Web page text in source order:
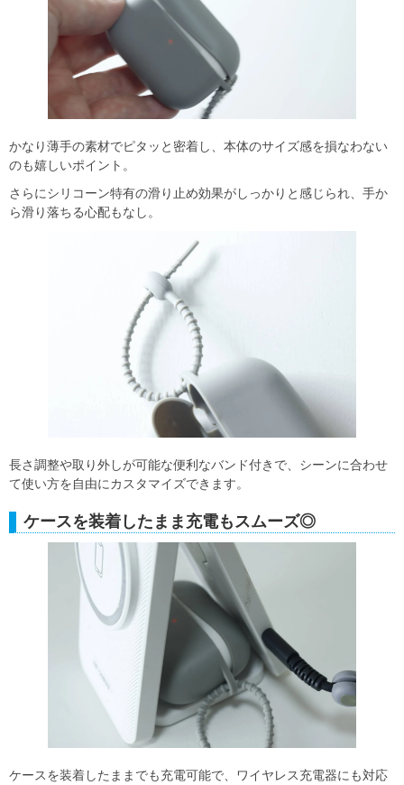
かなり薄手の素材でピタッと密着し、本体のサイズ感を損なわない
のも嬉しいポイント。
さらにシリコーン特有の滑り止め効果がしっかりと感じられ、手か
ら滑り落ちる心配もなし。
長さ調整や取り外しが可能な便利なバンド付きで、シーンに合わせ
て使い方を自由にカスタマイズできます。
ケースを装着したまま充電もスムーズ◎
ケースを装着したままでも充電可能で、ワイヤレス充電器にも対応